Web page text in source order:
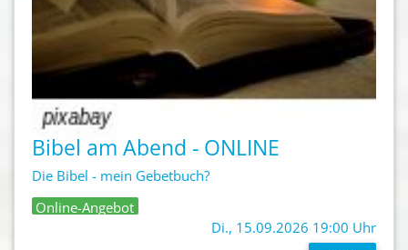
Bibel am Abend - ONLINE
Die Bibel - mein Gebetbuch?
Online-Angebot
Di., 15.09.2026 19:00 Uhr